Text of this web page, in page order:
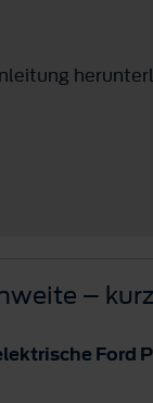
–
Ford